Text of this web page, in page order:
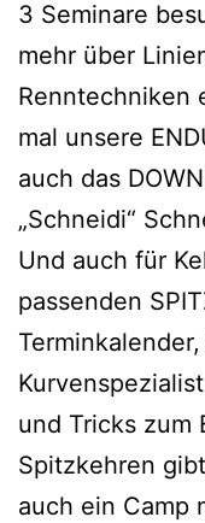
3 Seminare
mehr über
Renntechniken
mal unsere
auch das
„Schneidi“
Und auch für
passenden
und Tricks zum
Spitzkehren
auch ein Camp